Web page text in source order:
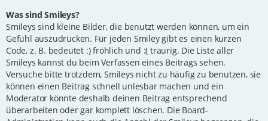
Was sind Smileys?
Smileys sind kleine Bilder, die benutzt werden können, um ein
Gefühl auszudrücken. Für jeden Smiley gibt es einen kurzen
Code, z. B. bedeutet :) fröhlich und :( traurig. Die Liste aller
Smileys kannst du beim Verfassen eines Beitrags sehen.
Versuche bitte trotzdem, Smileys nicht zu häufig zu benutzen, sie
können einen Beitrag schnell unlesbar machen und ein
Moderator könnte deshalb deinen Beitrag entsprechend
überarbeiten oder gar komplett löschen. Die Board-